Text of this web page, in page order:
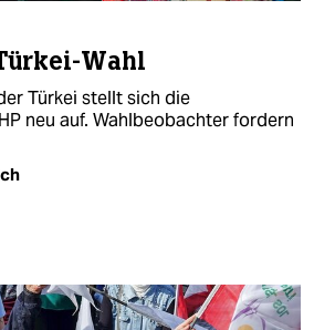
Wahl
Türkei stellt sich die
neu auf. Wahlbeobachter fordern